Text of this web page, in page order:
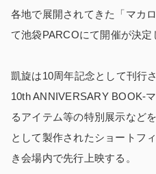
各地で展開されてきた「マカ
て池袋PARCOにて開催が決定
凱旋は10周年記念として刊行
10th ANNIVERSARY BOOK-
るアイテム等の特別展示など
として製作されたショートフ
き会場内で先行上映する。